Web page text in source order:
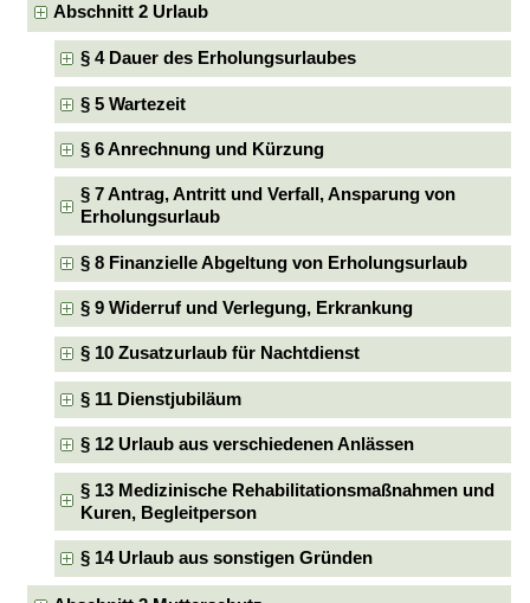
Abschnitt 2 Urlaub
§ 4 Dauer des Erholungsurlaubes
§ 5 Wartezeit
§ 6 Anrechnung und Kürzung
§ 7 Antrag, Antritt und Verfall, Ansparung von
Erholungsurlaub
§ 8 Finanzielle Abgeltung von Erholungsurlaub
§ 9 Widerruf und Verlegung, Erkrankung
§ 10 Zusatzurlaub für Nachtdienst
§ 11 Dienstjubiläum
§ 12 Urlaub aus verschiedenen Anlässen
§ 13 Medizinische Rehabilitationsmaßnahmen und
Kuren, Begleitperson
§ 14 Urlaub aus sonstigen Gründen